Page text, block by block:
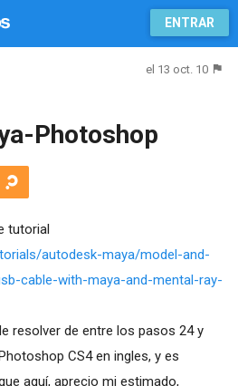
ENTRAR
el 13 oct. 10
Photoshop
tutorial
autodesk-maya/model-and-
cable-with-maya-and-mental-ray-
resolver de entre los pasos 24 y
CS4 en ingles, y es
aquí, aprecio mi estimado,